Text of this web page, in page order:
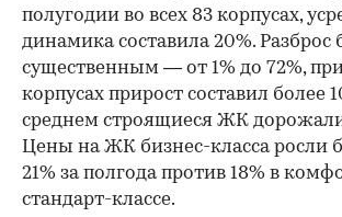
полугодии во всех 83 корпусах,
динамика составила 20%. Разброс
существенным — от 1% до 72%,
корпусах прирост составил более
среднем строящиеся ЖК дорожали
Цены на ЖК бизнес-класса росли
21% за полгода против 18% в
стандарт-классе.